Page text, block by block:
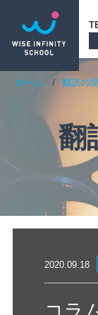
ホーム 翻訳の
翻
2020.09.18
コラ